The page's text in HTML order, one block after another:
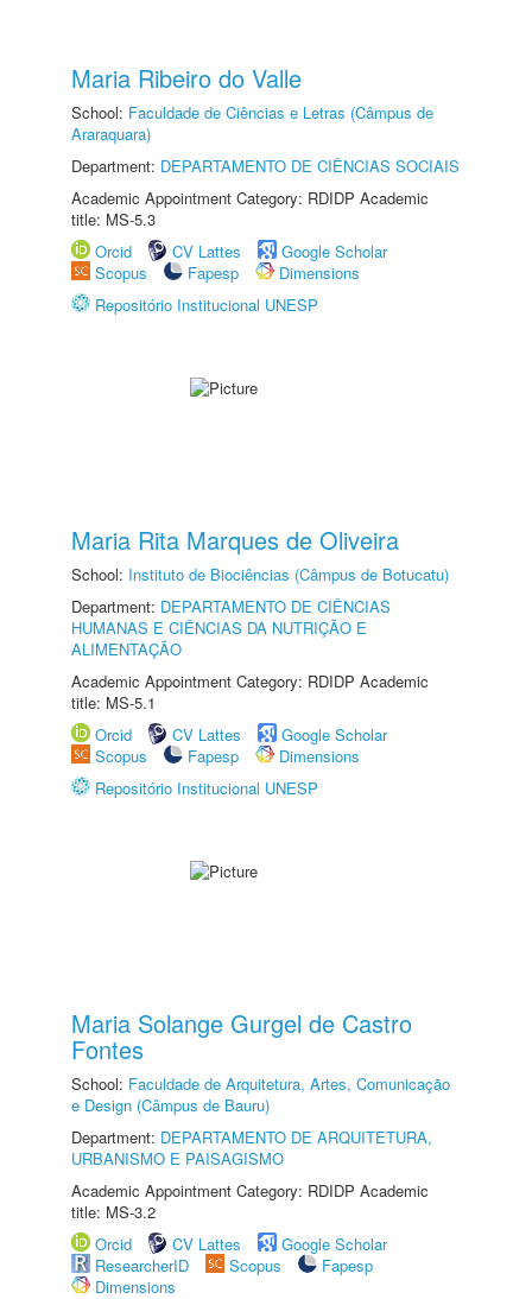
Maria Ribeiro do Valle
School: Faculdade de Ciências e Letras (Câmpus de
Araraquara)
Department: DEPARTAMENTO DE CIÊNCIAS SOCIAIS
Academic Appointment Category: RDIDP Academic
title: MS-5.3
Orcid
CV Lattes
Google Scholar
Scopus
Fapesp
Dimensions
Repositório Institucional UNESP
Maria Rita Marques de Oliveira
School: Instituto de Biociências (Câmpus de Botucatu)
Department: DEPARTAMENTO DE CIÊNCIAS
HUMANAS E CIÊNCIAS DA NUTRIÇÃO E
ALIMENTAÇÃO
Academic Appointment Category: RDIDP Academic
title: MS-5.1
Orcid
CV Lattes
Google Scholar
Scopus
Fapesp
Dimensions
Repositório Institucional UNESP
Maria Solange Gurgel de Castro
Fontes
School: Faculdade de Arquitetura, Artes, Comunicação
e Design (Câmpus de Bauru)
Department: DEPARTAMENTO DE ARQUITETURA,
URBANISMO E PAISAGISMO
Academic Appointment Category: RDIDP Academic
title: MS-3.2
Orcid
CV Lattes
Google Scholar
ResearcherID
Scopus
Fapesp
Dimensions